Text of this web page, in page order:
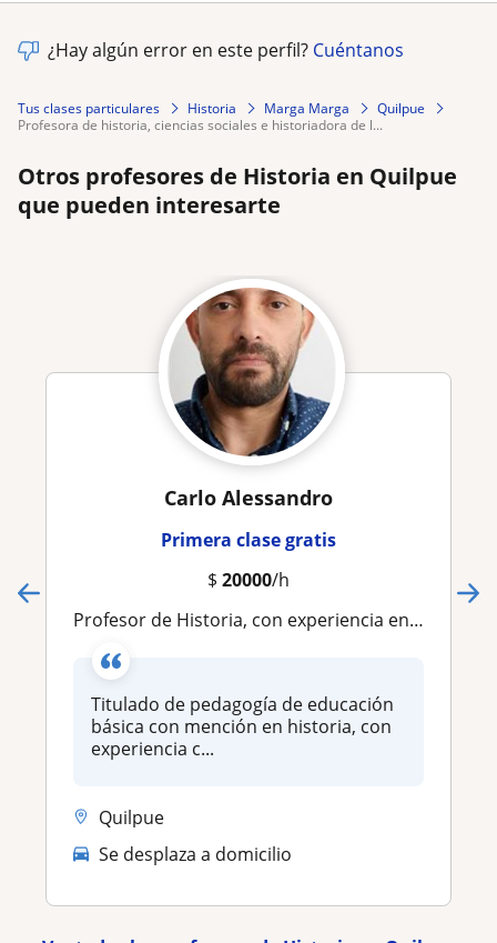
¿Hay algún error en este perfil? Cuéntanos
Tus clases particulares Historia Marga Marga
Quilpue
profesora de historia, ciencias sociales e historiadora de l...
Otros profesores de Historia en Quilpue
que pueden interesarte
Carlo Alessandro
Primera clase gratis
$ 20000/h
Profesor de Historia, con experiencia en Impartir clases a niños y jóvenes
Titulado de pedagogía de educación
básica con mención en historia, con
experiencia c...
Quilpue
Se desplaza a domicilio